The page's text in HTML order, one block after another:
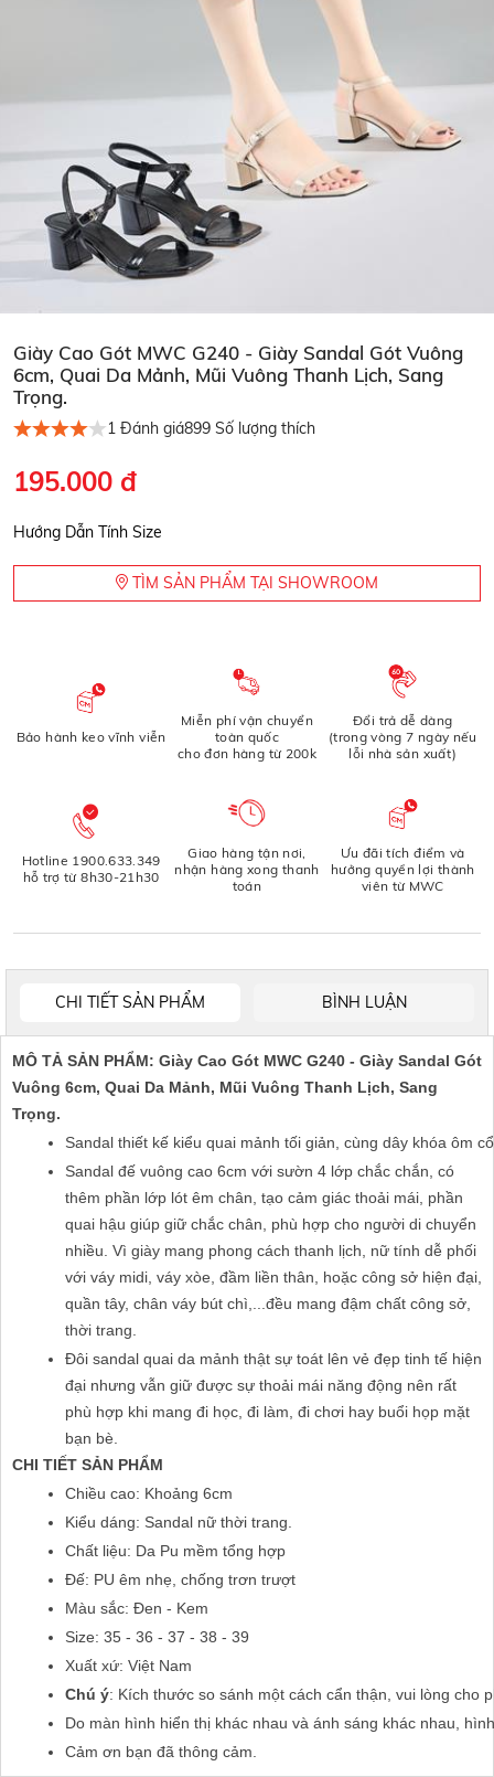
Giày Cao Gót MWC G240 - Giày Sandal Gót Vuông
6cm, Quai Da Mảnh, Mũi Vuông Thanh Lịch, Sang
Trọng.
1 Đánh giá899 Số lượng thích
195.000 đ
Hướng Dẫn Tính Size
TÌM SẢN PHẨM TẠI SHOWROOM
Bảo hành keo vĩnh viễn
Miễn phí vận chuyển
toàn quốc
cho đơn hàng từ 200k
Đổi trả dễ dàng
(trong vòng 7 ngày nếu
lỗi nhà sản xuất)
Hotline 1900.633.349
hỗ trợ từ 8h30-21h30
Giao hàng tận nơi,
nhận hàng xong thanh
toán
Ưu đãi tích điểm và
hưởng quyền lợi thành
viên từ MWC
CHI TIẾT SẢN PHẨM BÌNH LUẬN
MÔ TẢ SẢN PHẨM: Giày Cao Gót MWC G240 - Giày Sandal Gót
Vuông 6cm, Quai Da Mảnh, Mũi Vuông Thanh Lịch, Sang
Trọng.
Sandal thiết kế kiểu quai mảnh tối giản, cùng dây khóa ôm
Sandal đế vuông cao 6cm với sườn 4 lớp chắc chắn, có
thêm phần lớp lót êm chân, tạo cảm giác thoải mái, phần
quai hậu giúp giữ chắc chân, phù hợp cho người di chuyển
nhiều. Vì giày mang phong cách thanh lịch, nữ tính dễ phối
với váy midi, váy xòe, đầm liền thân, hoặc công sở hiện đại,
quần tây, chân váy bút chì,...đều mang đậm chất công sở,
thời trang.
Đôi sandal quai da mảnh thật sự toát lên vẻ đẹp tinh tế hiện
đại nhưng vẫn giữ được sự thoải mái năng động nên rất
phù hợp khi mang đi học, đi làm, đi chơi hay buổi họp mặt
bạn bè.
CHI TIẾT SẢN PHẨM
Chiều cao: Khoảng 6cm
Kiểu dáng: Sandal nữ thời trang.
Chất liệu: Da Pu mềm tổng hợp
Đế: PU êm nhẹ, chống trơn trượt
Màu sắc: Đen - Kem
Size: 35 - 36 - 37 - 38 - 39
Xuất xứ: Việt Nam
Chú ý: Kích thước so sánh một cách cẩn thận, vui lòng cho
Do màn hình hiển thị khác nhau và ánh sáng khác nhau,
Cảm ơn bạn đã thông cảm.